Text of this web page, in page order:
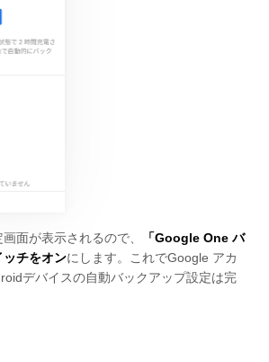
面が表示されるので、
「Google One バ
ッチをオンにします。これでGoogle アカ
デバイスの自動バックアップ設定は完